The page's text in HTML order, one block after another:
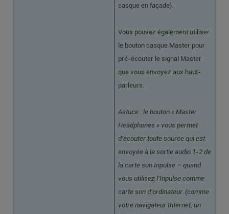
casque en façade).
Vous pouvez également utiliser
le bouton casque Master pour
pré-écouter le signal Master
que vous envoyez aux haut-
parleurs.
Astuce : le bouton « Master
Headphones » vous permet
d’écouter toute source qui est
envoyée à la sortie audio 1-2 de
la carte son Inpulse – quand
vous utilisez l’Inpulse comme
carte son d’ordinateur. (comme
votre navigateur Internet, un